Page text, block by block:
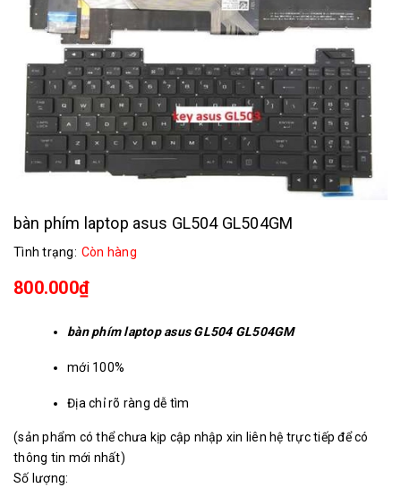
bàn phím laptop asus GL504 GL504GM
Tình trạng: Còn hàng
800.000₫
bàn phím laptop asus GL504 GL504GM
mới 100%
Địa chỉ rõ ràng dễ tìm
Đội ngũ kỹ thuật chuyên nghiệp
(sản phẩm có thể chưa kịp cập nhập xin liên hệ trực tiếp để có
thông tin mới nhất)
Số lượng: